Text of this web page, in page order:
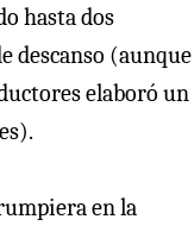
hasta dos
descanso (aunque
elaboró un
en la